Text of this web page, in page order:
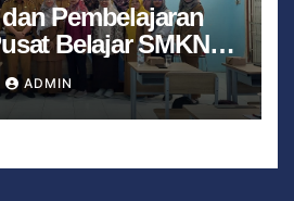
Pembelajaran
Belajar SMKN 1
ADMIN